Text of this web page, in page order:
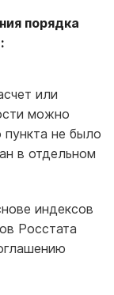
порядка
или
можно
не было
в отдельном
индексов
Росстата